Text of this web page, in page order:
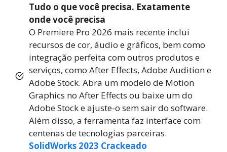
Tudo o que você precisa. Exatamente
onde você precisa
O Premiere Pro 2026 mais recente inclui
recursos de cor, áudio e gráficos, bem como
integração perfeita com outros produtos e
serviços, como After Effects, Adobe Audition e
Adobe Stock. Abra um modelo de Motion
Graphics no After Effects ou baixe um do
Adobe Stock e ajuste-o sem sair do software.
Além disso, a ferramenta faz interface com
centenas de tecnologias parceiras.
SolidWorks 2023 Crackeado